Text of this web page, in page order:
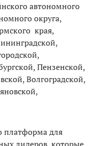
автономного
округа,
края,
Пензенской,
Волгоградской,
платформа для